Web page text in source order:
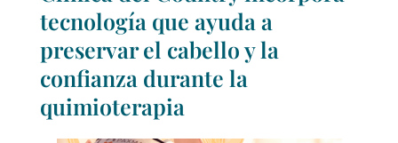
tecnología que ayuda a
preservar el cabello y la
confianza durante la
quimioterapia